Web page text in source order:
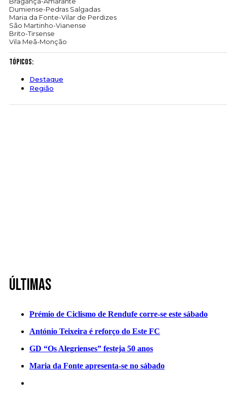
Dumiense-Pedras Salgadas
Maria da Fonte-Vilar de Perdizes
São Martinho-Vianense
Brito-Tirsense
Vila Meã-Monção
Tópicos:
Destaque
Região
Últimas
Prémio de Ciclismo de Rendufe corre-se este sábado
António Teixeira é reforço do Este FC
GD “Os Alegrienses” festeja 50 anos
Maria da Fonte apresenta-se no sábado